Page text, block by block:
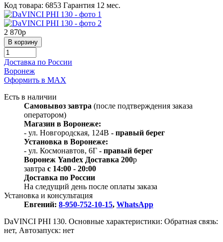
Код товара: 6853 Гарантия 12 мес.
2 870p
Доставка по России
Воронеж
Оформить в МАХ
Есть в наличии
Самовывоз завтра (после подтверждения заказа
оператором)
Магазин в Воронеже:
- ул. Новгородская, 124В - правый берег
Установка в Воронеже:
- ул. Космонавтов, 6Г - правый берег
Воронеж Yandex Доставка 200p
завтра с 14:00 - 20:00
Доставка по России
На следущий день после оплаты заказа
Установка и консультация
Евгений: 8-950-752-10-15, WhatsApp
DaVINCI PHI 130. Основные характеристики: Обратная связь:
нет, Автозапуск: нет